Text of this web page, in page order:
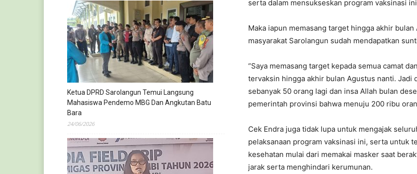
serta dalam mensukseskan program vaksinasi
Maka iapun memasang target hingga akhir
masyarakat Sarolangun sudah mendapatkan
“Saya memasang target kepada semua camat
tervaksin hingga akhir bulan Agustus nanti. Jadi
sebanyak 50 orang lagi dan insa Allah bulan
pemerintah provinsi bahwa menuju 200 ribu
Cek Endra juga tidak lupa untuk mengajak
pelaksanaan program vaksinasi ini, serta untuk
kesehatan mulai dari memakai masker saat
jarak serta menghindari kerumunan.
Ketua DPRD Sarolangun Temui Langsung
Mahasiswa Pendemo MBG Dan Angkutan Batu
Bara
24/06/2026